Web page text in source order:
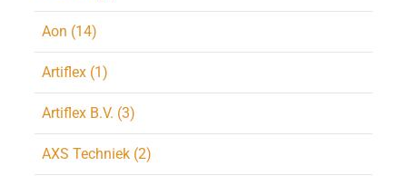
Aon (14)
Artiflex (1)
Artiflex B.V. (3)
AXS Techniek (2)